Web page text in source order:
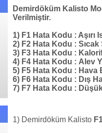
Demirdöküm Kalisto
Verilmiştir.
1) F1 Hata Kodu : Aşırı
2) F2 Hata Kodu :
3) F3 Hata Kodu :
4) F4 Hata Kodu : Alev
5) F5 Hata Kodu : Hava
6) F6 Hata Kodu : Dış
7) F7 Hata Kodu :
1) Demirdöküm Kalisto